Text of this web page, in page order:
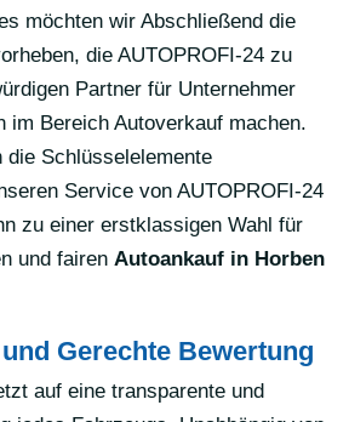
möchten wir Abschließend die
die AUTOPROFI-24 zu
Partner für Unternehmer
im Bereich Autoverkauf machen.
die Schlüsselelemente
Service von AUTOPROFI-24
zu einer erstklassigen Wahl für
und fairen Autoankauf in Horben
Gerechte Bewertung
auf eine transparente und